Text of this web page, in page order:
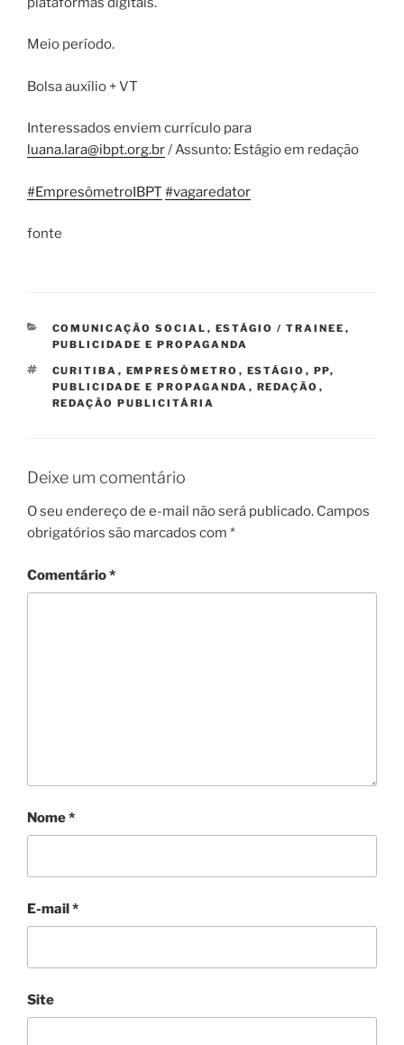
Meio período.
Bolsa auxílio + VT
Interessados enviem currículo para
luana.lara@ibpt.org.br/ Assunto: Estágio em redação
#EmpresômetroIBPT #vagaredator
fonte
CATEGORIAS
COMUNICAÇÃO SOCIAL , ESTÁGIO / TRAINEE ,
PUBLICIDADE E PROPAGANDA
TAGS
CURITIBA , EMPRESÔMETRO , ESTÁGIO , PP,
PUBLICIDADE E PROPAGANDA , REDAÇÃO ,
REDAÇÃO PUBLICITÁRIA
Deixe um comentário
O seu endereço de e-mail não será publicado. Campos
obrigatórios são marcados com *
Comentário*
Nome*
E-mail*
Site